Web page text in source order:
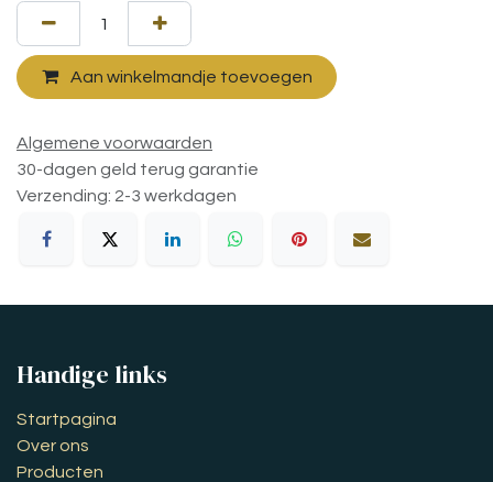
Aan winkelmandje toevoegen
Algemene voorwaarden
30-dagen geld terug garantie
Verzending: 2-3 werkdagen
Handige links
Startpagina
Over ons
Producten